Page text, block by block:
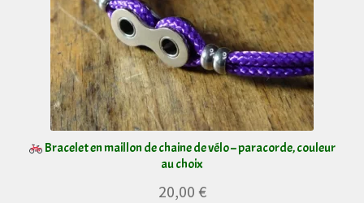
Bracelet en maillon de chaine de vélo – paracorde, couleur
au choix
20,00 €